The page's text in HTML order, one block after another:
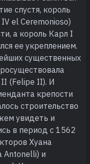
спустя, король
el Ceremonioso)
а король Карл I
ее укреплением.
существенных
(Felipe II). И
крепости
строительство
увидеть и
в период с 1562
Хуана
Antonelli) и